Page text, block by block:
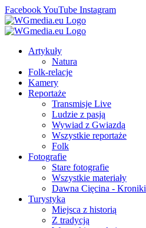
FacebookYouTube Instagram
Artykuły
Natura
Folk-relacje
Kamery
Reportaże
Transmisje Live
Ludzie z pasją
Wywiad z Gwiazdą
Wszystkie reportaże
Folk
Fotografie
Stare fotografie
Wszystkie materiały
Dawna Cięcina - Kroniki
Turystyka
Miejsca z historią
Z tradycją